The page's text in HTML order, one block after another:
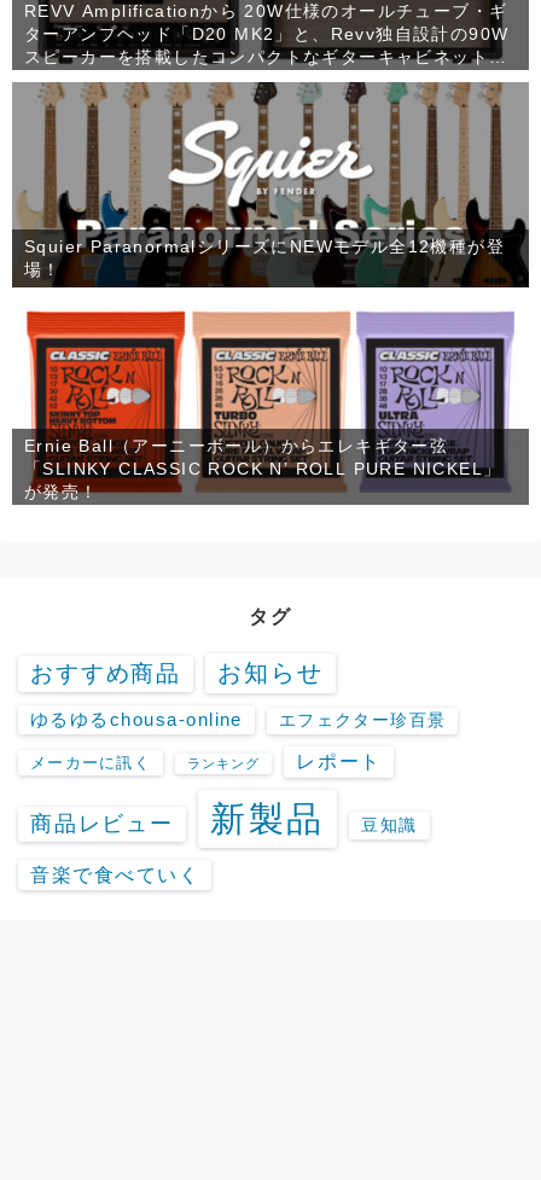
REVV Amplificationから 20W仕様のオールチューブ・ギ
ターアンプヘッド「D20 MK2」と、Revv独自設計の90W
スピーカーを搭載したコンパクトなギターキャビネット
「1×12 RV90」が発売！
Squier ParanormalシリーズにNEWモデル全12機種が登
場！
Ernie Ball（アーニーボール）からエレキギター弦
「SLINKY CLASSIC ROCK N’ ROLL PURE NICKEL」
が発売！
タグ
おすすめ商品 お知らせ
ゆるゆるchousa-online エフェクター珍百景
メーカーに訊く ランキング レポート
商品レビュー 新製品 豆知識
音楽で食べていく